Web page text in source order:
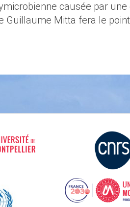
causée par
Guillaume Mitta fera le